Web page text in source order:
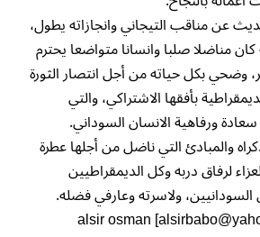
عن مناقب التيجاني وانجازاته يطول،
مناضلا صلبا وانسانا متواضعا يحترم
وضحي بكل حياته من أجل انتصار الثورة
بأفقها الاشتراكي، والتي
ورفاهية الانسان السوداني.
والمبادئ التي ناضل من أجلها عطرة
لرفاق دربه وكل الديمقراطيين
السودانيين، ولاسرته وعارفي فضله.
alsir osman